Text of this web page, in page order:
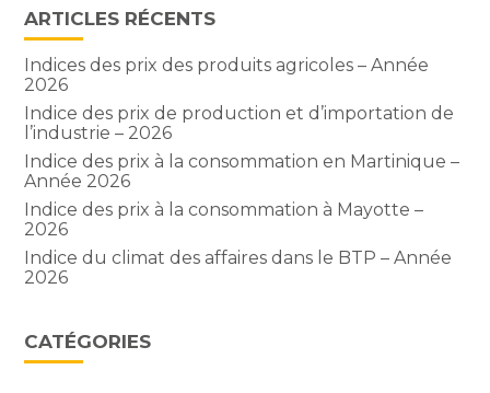
ARTICLES RÉCENTS
Indices des prix des produits agricoles – Année
2026
Indice des prix de production et d’importation de
l’industrie – 2026
Indice des prix à la consommation en Martinique –
Année 2026
Indice des prix à la consommation à Mayotte –
2026
Indice du climat des affaires dans le BTP – Année
2026
CATÉGORIES